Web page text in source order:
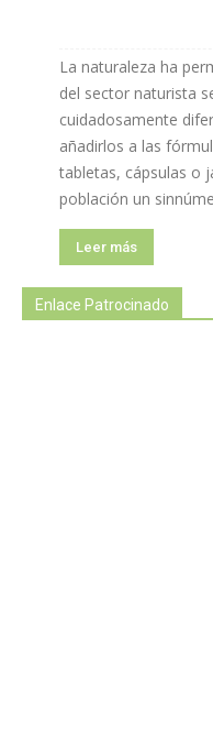
La naturaleza ha
del sector naturista
cuidadosamente
añadirlos a las
tabletas, cápsulas o
población un
Leer más
Enlace Patrocinado